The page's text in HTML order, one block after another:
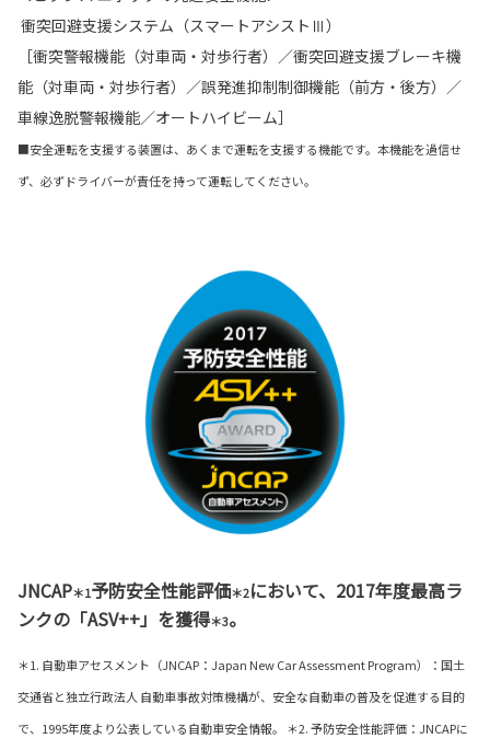
衝突回避支援システム（スマートアシストⅢ）
［衝突警報機能（対車両・対歩行者）／衝突回避支援ブレーキ機
能（対車両・対歩行者）／誤発進抑制制御機能（前方・後方）／
車線逸脱警報機能／オートハイビーム］
■安全運転を支援する装置は、あくまで運転を支援する機能です。本機能を過信せ
ず、必ずドライバーが責任を持って運転してください。
JNCAP＊1予防安全性能評価＊2において、2017年度最高ラ
ンクの「ASV++」を獲得＊3。
＊1. 自動車アセスメント（JNCAP：Japan New Car Assessment Program）：国土
交通省と独立行政法人 自動車事故対策機構が、安全な自動車の普及を促進する目的
で、1995年度より公表している自動車安全情報。 ＊2. 予防安全性能評価：JNCAPに